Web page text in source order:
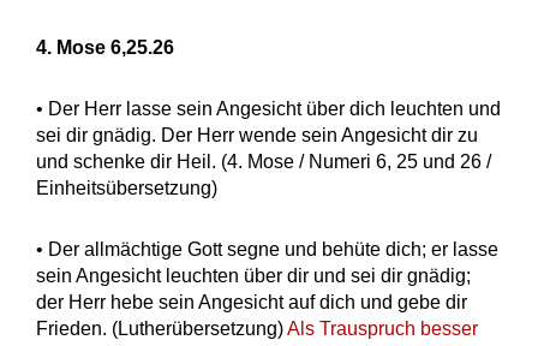
4. Mose 6,25.26
• Der Herr lasse sein Angesicht über dich leuchten und
sei dir gnädig. Der Herr wende sein Angesicht dir zu
und schenke dir Heil. (4. Mose / Numeri 6, 25 und 26 /
Einheitsübersetzung)
• Der allmächtige Gott segne und behüte dich; er lasse
sein Angesicht leuchten über dir und sei dir gnädig;
der Herr hebe sein Angesicht auf dich und gebe dir
Frieden. (Lutherübersetzung)Als Trauspruch besser